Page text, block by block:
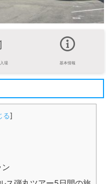
場 基本情報
る]